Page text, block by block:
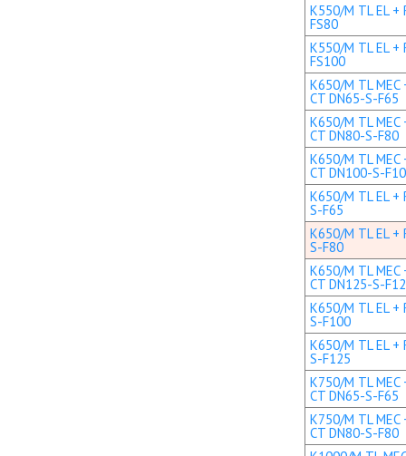
K550/M TL EL +
FS80
K550/M TL EL +
FS100
K650/M TL MEC
CT DN65-S-F65
K650/M TL MEC
CT DN80-S-F80
K650/M TL MEC
CT DN100-S-
K650/M TL EL +
S-F65
K650/M TL EL +
S-F80
K650/M TL MEC
CT DN125-S-
K650/M TL EL +
S-F100
K650/M TL EL +
S-F125
K750/M TL MEC
CT DN65-S-F65
K750/M TL MEC
CT DN80-S-F80